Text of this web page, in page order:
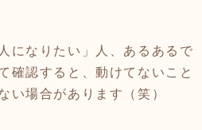
になりたい」人、あるあるで
確認すると、動けてないこと
い場合があります（笑）